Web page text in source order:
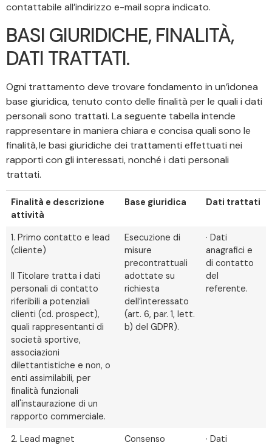
contattabile all’indirizzo e-mail sopra indicato.
BASI GIURIDICHE, FINALITÀ,
DATI TRATTATI.
Ogni trattamento deve trovare fondamento in un’idonea
base giuridica, tenuto conto delle finalità per le quali i dati
personali sono trattati. La seguente tabella intende
rappresentare in maniera chiara e concisa quali sono le
finalità, le basi giuridiche dei trattamenti effettuati nei
rapporti con gli interessati, nonché i dati personali
trattati.
Finalità e descrizione
attività
Base giuridica Dati trattati
1. Primo contatto e lead
(cliente)
Il Titolare tratta i dati
personali di contatto
riferibili a potenziali
clienti (cd. prospect),
quali rappresentanti di
società sportive,
associazioni
dilettantistiche e non, o
enti assimilabili, per
finalità funzionali
all'instaurazione di un
rapporto commerciale.
Esecuzione di
misure
precontrattuali
adottate su
richiesta
dell’interessato
(art. 6, par. 1, lett.
b) del GDPR).
· Dati
anagrafici e
di contatto
del
referente.
2. Lead magnet
Consenso
· Dati